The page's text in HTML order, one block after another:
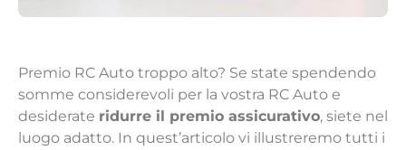
Premio RC Auto troppo alto? Se state spendendo
somme considerevoli per la vostra RC Auto e
desiderate ridurre il premio assicurativo, siete nel
luogo adatto. In quest’articolo vi illustreremo tutti i